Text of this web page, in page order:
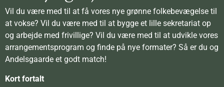
Vil du være med til at få vores nye grønne folkebevægelse til
at vokse? Vil du være med til at bygge et lille sekretariat op
og arbejde med frivillige? Vil du være med til at udvikle vores
arrangementsprogram og finde på nye formater? Så er du og
Andelsgaarde et godt match!
Kort fortalt